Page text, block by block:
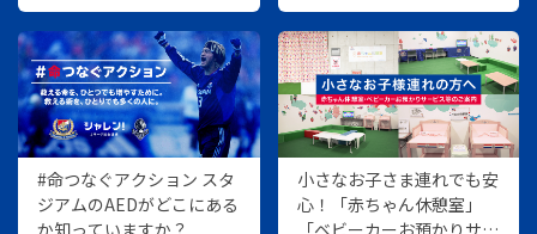
#命つなぐアクション スタ
ジアムのAEDがどこにある
か知っていますか？
小さなお子さま連れでも安
心！「赤ちゃん休憩室」
「ベビーカーお預かりサー